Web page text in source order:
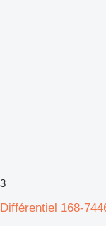
3
Différentiel 168-